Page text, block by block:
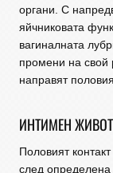
органи. С
яйчниковата
вагиналната
промени на свой
направят
ИНТИМЕН
Половият
след определена